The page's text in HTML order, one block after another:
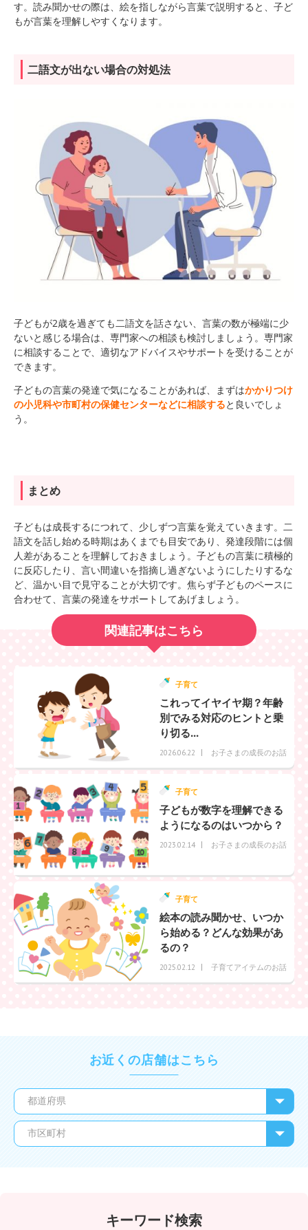
す。読み聞かせの際は、絵を指しながら言葉で説明すると、子ど
もが言葉を理解しやすくなります。
二語文が出ない場合の対処法
子どもが2歳を過ぎても二語文を話さない、言葉の数が極端に少
ないと感じる場合は、専門家への相談も検討しましょう。専門家
に相談することで、適切なアドバイスやサポートを受けることが
できます。
子どもの言葉の発達で気になることがあれば、まずはかかりつけ
の小児科や市町村の保健センターなどに相談すると良いでしょ
う。
まとめ
子どもは成長するにつれて、少しずつ言葉を覚えていきます。二
語文を話し始める時期はあくまでも目安であり、発達段階には個
人差があることを理解しておきましょう。子どもの言葉に積極的
に反応したり、言い間違いを指摘し過ぎないようにしたりするな
ど、温かい目で見守ることが大切です。焦らず子どものペースに
合わせて、言葉の発達をサポートしてあげましょう。
関連記事はこちら
子育て
これってイヤイヤ期？年齢
別でみる対応のヒントと乗
り切る...
2026.06.22 お子さまの成長のお話
子育て
子どもが数字を理解できる
ようになるのはいつから？
2023.02.14 お子さまの成長のお話
子育て
絵本の読み聞かせ、いつか
ら始める？どんな効果があ
るの？
2025.02.12 子育てアイテムのお話
お近くの店舗はこちら
キーワード検索